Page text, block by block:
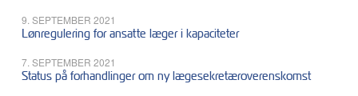
9. SEPTEMBER 2021
Lønregulering for ansatte læger i kapaciteter
7. SEPTEMBER 2021
Status på forhandlinger om ny lægesekretæroverenskomst